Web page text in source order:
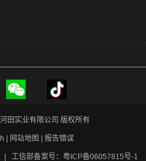
田实业有限公司 版权所有
| 网站地图 | 报告错误
| 工信部备案号： 粤ICP备06057815号-1